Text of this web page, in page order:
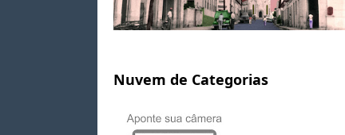
Nuvem de Categorias